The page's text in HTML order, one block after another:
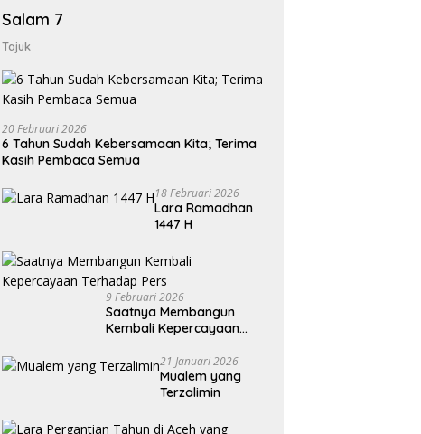
Salam 7
Tajuk
20 Februari 2026
6 Tahun Sudah Kebersamaan Kita; Terima
Kasih Pembaca Semua
18 Februari 2026
Lara Ramadhan
1447 H
9 Februari 2026
Saatnya Membangun
Kembali Kepercayaan
21 Januari 2026
Mualem yang
Terzalimin